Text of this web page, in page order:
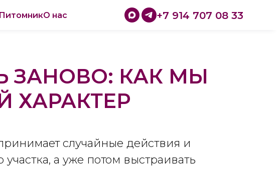
ПитомникО нас +7 914 707 08 33
ЗАНОВО: КАК МЫ
ХАРАКТЕР
случайные действия и
а уже потом выстраивать